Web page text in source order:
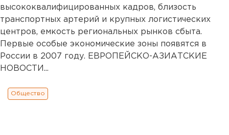
высококвалифицированных кадров, близость
транспортных артерий и крупных логистических
центров, емкость региональных рынков сбыта.
Первые особые экономические зоны появятся в
России в 2007 году. ЕВРОПЕЙСКО-АЗИАТСКИЕ
НОВОСТИ...
Общество